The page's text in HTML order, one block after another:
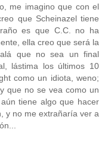
me imagino que con el
que Scheinazel tiene
es que C.C. no ha
ella creo que será la
que no sea un final
lástima los últimos 10
como un idiota, weno;
que no se vea como un
tiene algo que hacer
y no me extrañaría ver a